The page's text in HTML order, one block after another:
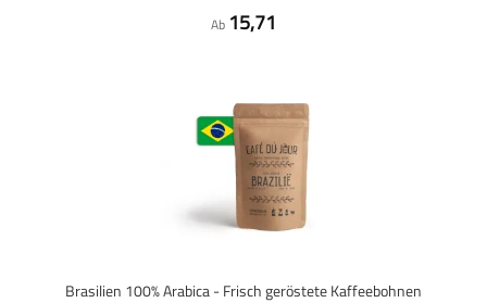
Ab 15,71
Brasilien 100% Arabica - Frisch geröstete Kaffeebohnen